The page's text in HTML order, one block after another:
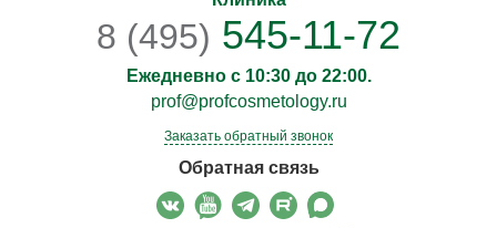
8 (495) 545-11-72
Ежедневно с 10:30 до 22:00.
prof@profcosmetology.ru
Заказать обратный звонок
Обратная связь